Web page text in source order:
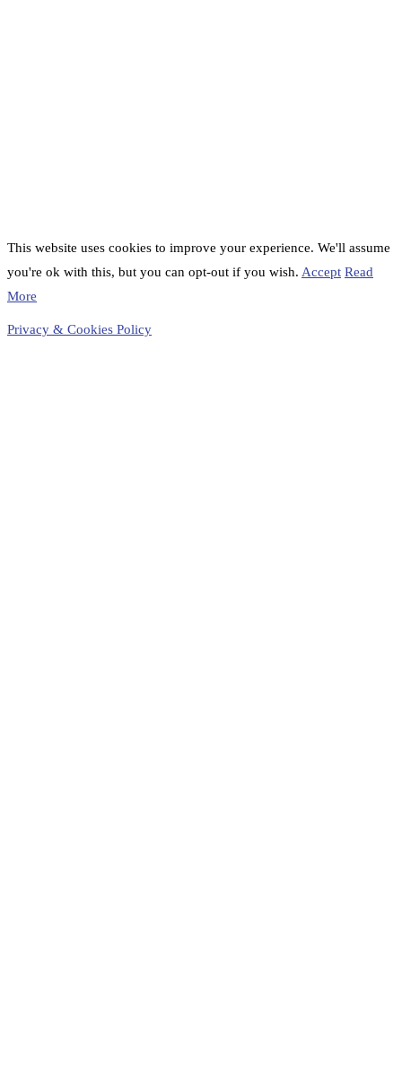
This website uses cookies to improve your experience. We'll assume
you're ok with this, but you can opt-out if you wish. Accept Read
More
Privacy & Cookies Policy